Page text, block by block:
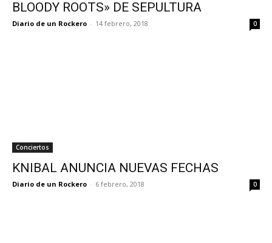
BLOODY ROOTS» DE SEPULTURA
Diario de un Rockero - 14 febrero, 2018 0
Conciertos
KNIBAL ANUNCIA NUEVAS FECHAS
Diario de un Rockero - 6 febrero, 2018 0